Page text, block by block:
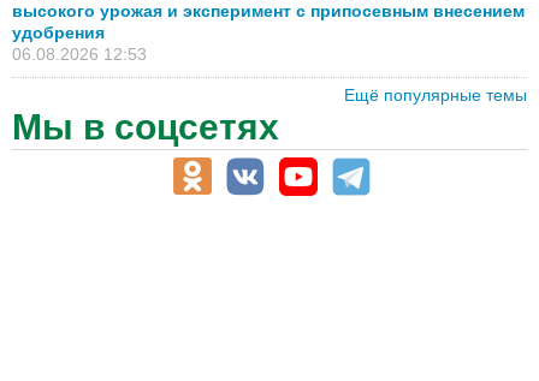
высокого урожая и эксперимент с припосевным внесением
удобрения
06.08.2026 12:53
Ещё популярные темы
Мы в соцсетях